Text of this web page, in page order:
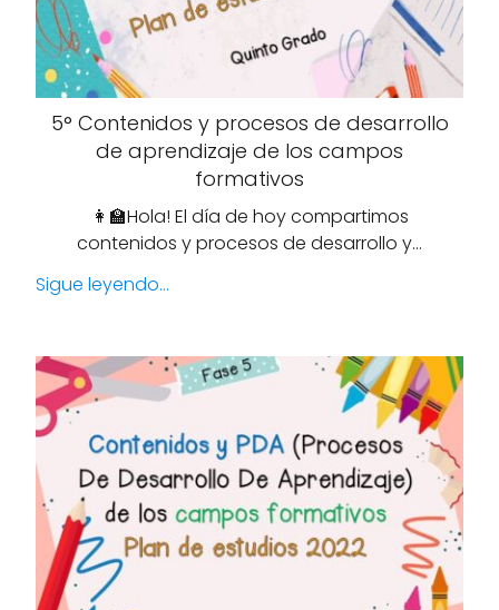
5° Contenidos y procesos de desarrollo
de aprendizaje de los campos
formativos
👩‍🏫Hola! El día de hoy compartimos
contenidos y procesos de desarrollo y…
Sigue leyendo...